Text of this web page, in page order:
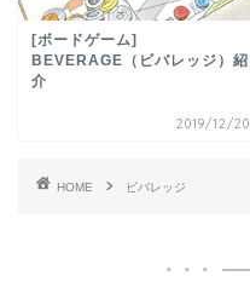
[ボードゲーム]
BEVERAGE（ビバレッジ）紹
介
2019/12/20
HOME ビバレッジ